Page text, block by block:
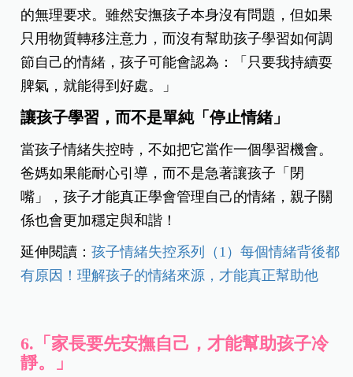
的無理要求。雖然安撫孩子本身沒有問題，但如果
只用物質轉移注意力，而沒有幫助孩子學習如何調
節自己的情緒，孩子可能會認為：「只要我持續耍
脾氣，就能得到好處。」
讓孩子學習，而不是單純「停止情緒」
當孩子情緒失控時，不如把它當作一個學習機會。
爸媽如果能耐心引導，而不是急著讓孩子「閉
嘴」，孩子才能真正學會管理自己的情緒，親子關
係也會更加穩定與和諧！
延伸閱讀：孩子情緒失控系列（1）每個情緒背後都
有原因！理解孩子的情緒來源，才能真正幫助他
6.「家長要先安撫自己，才能幫助孩子冷
靜。」